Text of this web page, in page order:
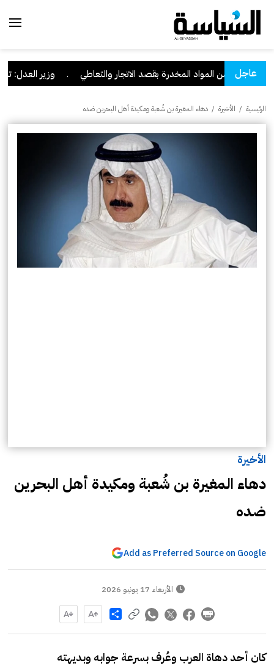
عاجل
من المواد المخدرة بقصد الاتجار والتعاطي . وزير العدل: تراجع قضايا
الرئيسية / الأخيرة / دهاء المغيرة بن شُعبة ومكيدة أهل البحرين ضده
الأخيرة
دهاء المغيرة بن شُعبة ومكيدة أهل البحرين
ضده
Add as Preferred Source on Google
الأربعاء 17 يونيو 2026
Share
كان أحد دهاة العرب وعُرف بسرعة جوابه وبديهته